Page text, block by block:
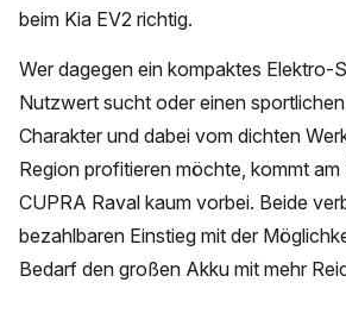
beim Kia EV2 richtig.
Wer dagegen ein kompaktes Elektro-
Nutzwert sucht oder einen
Charakter und dabei vom dichten
Region profitieren möchte, kommt
CUPRA Raval kaum vorbei. Beide
bezahlbaren Einstieg mit der
Bedarf den großen Akku mit mehr